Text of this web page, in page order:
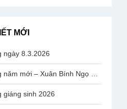
MỚI
ngày 8.3.2026
giáng sinh 2026